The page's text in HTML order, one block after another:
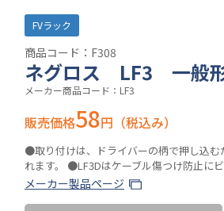
FVラック
商品コード：F308
ネグロス LF3 一般形
メーカー商品コード：LF3
販売価格58円（税込み）
●取り付けは、ドライバーの柄で押し込
れます。 ●LF3Dはケーブル傷つけ防止に
メーカー製品ページ